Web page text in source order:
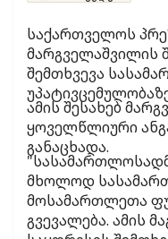
საქართველოს
მარგველაშვილის
შემთხვევა
ამის შესახებ
ყოველწლიური
განაცხადა.
მხოლოდ
მოსამართლეთა
გვევალება. ამის